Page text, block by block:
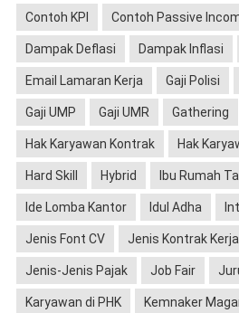
Contoh KPI Contoh Passive
Dampak Deflasi Dampak Inflasi
Email Lamaran Kerja Gaji Polisi
Gaji UMP Gaji UMR Gathering
Hak Karyawan Kontrak Hak
Hard Skill Hybrid Ibu Rumah
Ide Lomba Kantor Idul Adha
Jenis Font CV Jenis Kontrak Kerja
Jenis-Jenis Pajak Job Fair
Karyawan di PHK Kemnaker